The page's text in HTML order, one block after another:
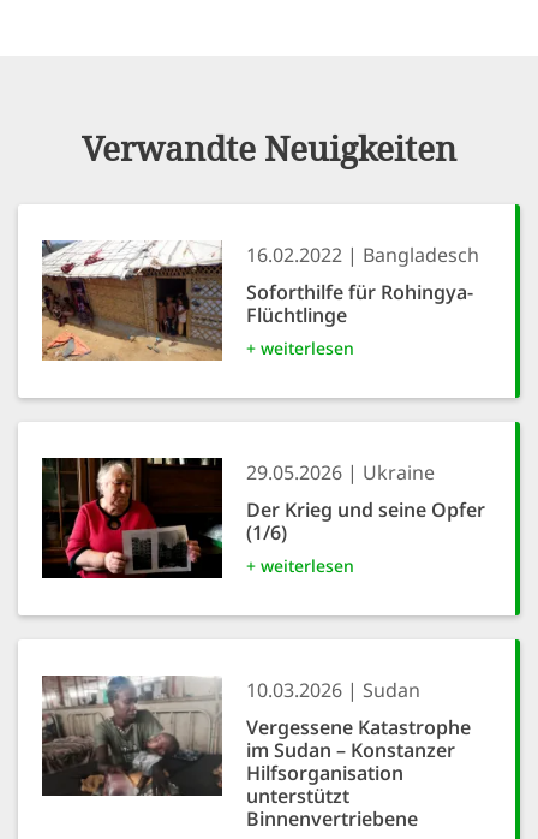
Verwandte Neuigkeiten
16.02.2022
Bangladesch
Soforthilfe für Rohingya-
Flüchtlinge
+ weiterlesen
29.05.2026
Ukraine
Der Krieg und seine Opfer
(1/6)
+ weiterlesen
10.03.2026
Sudan
Vergessene Katastrophe
im Sudan – Konstanzer
Hilfsorganisation
unterstützt
Binnenvertriebene